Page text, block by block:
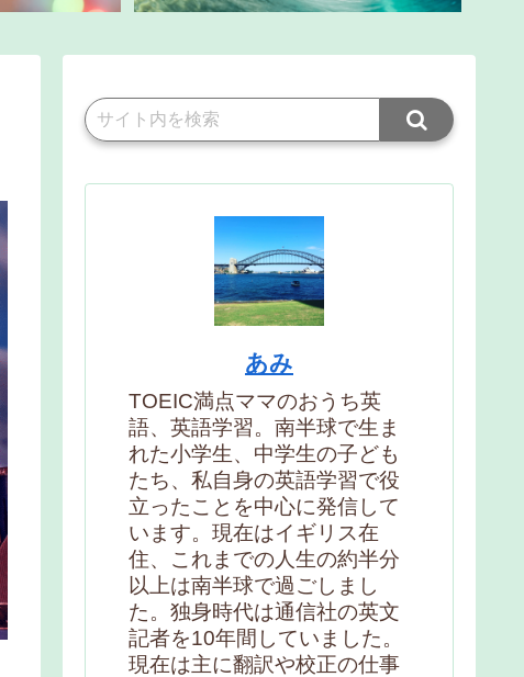
あみ
TOEIC満点ママのおうち英
語、英語学習。南半球で生ま
れた小学生、中学生の子ども
たち、私自身の英語学習で役
立ったことを中心に発信して
います。現在はイギリス在
住、これまでの人生の約半分
以上は南半球で過ごしまし
た。独身時代は通信社の英文
記者を10年間していました。
現在は主に翻訳や校正の仕事